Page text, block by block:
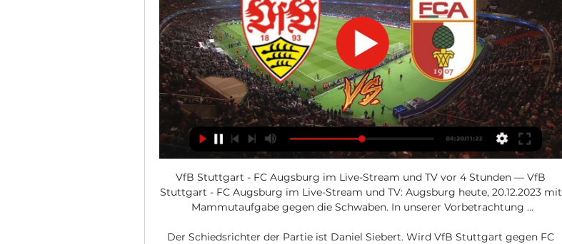
VfB Stuttgart - FC Augsburg im Live-Stream und TV vor 4 Stunden — VfB
Stuttgart - FC Augsburg im Live-Stream und TV: Augsburg heute, 20.12.2023 mit
Mammutaufgabe gegen die Schwaben. In unserer Vorbetrachtung ...
Der Schiedsrichter der Partie ist Daniel Siebert. Wird VfB Stuttgart gegen FC